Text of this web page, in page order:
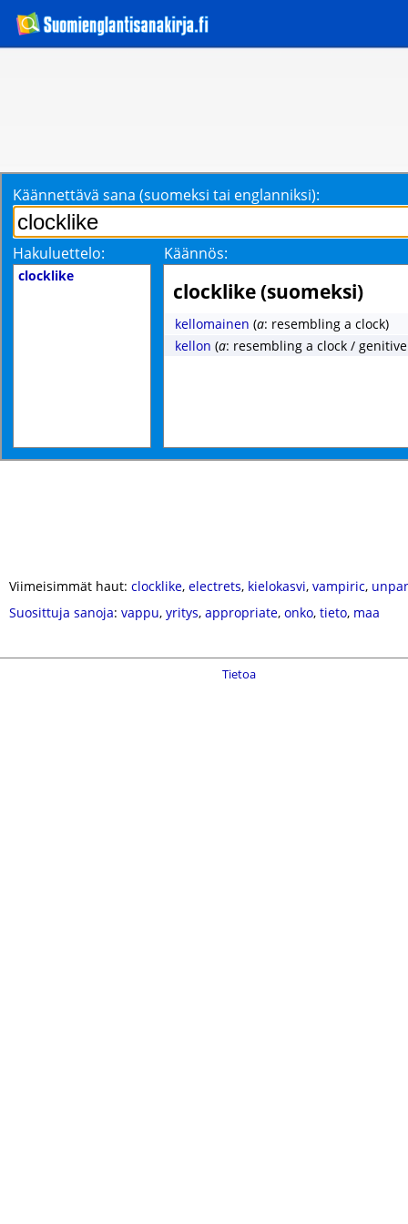
Käännettävä sana (suomeksi tai englanniksi):
Hakuluettelo: Käännös:
clocklike
clocklike (suomeksi)
kellomainen (a: resembling a clock)
kellon (a: resembling a clock /
Viimeisimmät haut: clocklike, electrets, kielokasvi, vampiric,
Suosittuja sanoja: vappu, yritys, appropriate, onko, tieto, maa
Tietoa